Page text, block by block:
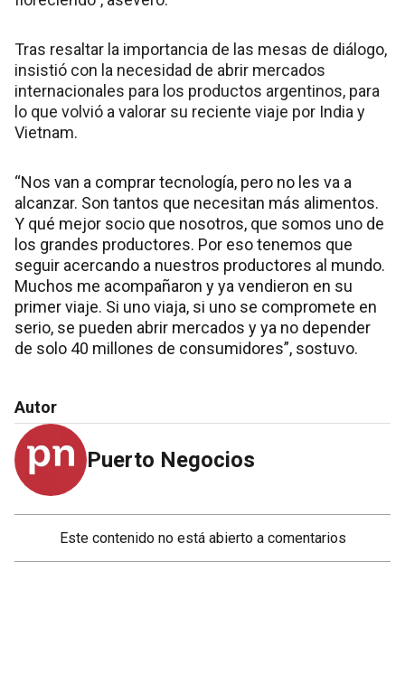
Tras resaltar la importancia de las mesas de diálogo,
insistió con la necesidad de abrir mercados
internacionales para los productos argentinos, para
lo que volvió a valorar su reciente viaje por India y
Vietnam.
“Nos van a comprar tecnología, pero no les va a
alcanzar. Son tantos que necesitan más alimentos.
Y qué mejor socio que nosotros, que somos uno de
los grandes productores. Por eso tenemos que
seguir acercando a nuestros productores al mundo.
Muchos me acompañaron y ya vendieron en su
primer viaje. Si uno viaja, si uno se compromete en
serio, se pueden abrir mercados y ya no depender
de solo 40 millones de consumidores”, sostuvo.
Autor
Puerto Negocios
Este contenido no está abierto a comentarios